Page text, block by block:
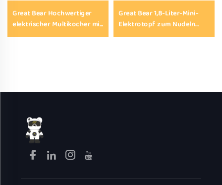
Great Bear Hochwertiger
elektrischer Multikocher mit
geteiltem Topf, 4 L,
elektrischer Kochtopf
Great Bear 1,8-Liter-Mini-
Elektrotopf zum Nudeln
kochen, Dämpfen und
Kochtopf